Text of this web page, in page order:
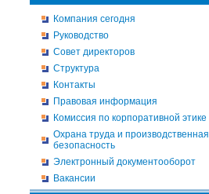
Компания сегодня
Руководство
Совет директоров
Структура
Контакты
Правовая информация
Комиссия по корпоративной этике
Охрана труда и производственная
безопасность
Электронный документооборот
Вакансии